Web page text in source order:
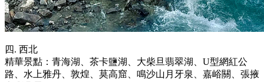
四. 西北
精華景點：青海湖、茶卡鹽湖、大柴旦翡翠湖、U型網紅公
路、水上雅丹、敦煌、莫高窟、鳴沙山月牙泉、嘉峪關、張掖